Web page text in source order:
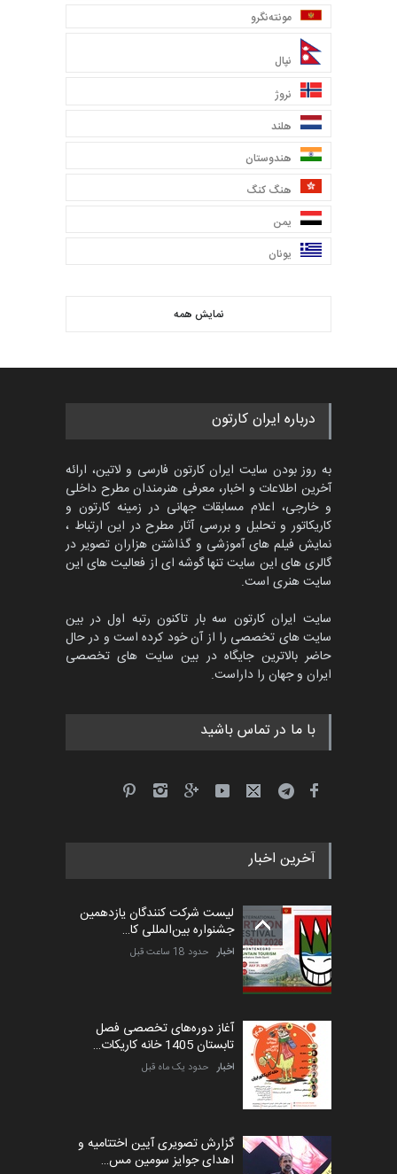
مونته‌نگرو
نپال
نروژ
هلند
هندوستان
هنگ کنگ
یمن
یونان
نمایش همه
درباره ایران کارتون
به روز بودن سایت ایران کارتون فارسی و لاتین، ارائه
آخرین اطلاعات و اخبار، معرفی هنرمندان مطرح داخلی
و خارجی، اعلام مسابقات جهانی در زمینه کارتون و
کاریکاتور و تحلیل و بررسی آثار مطرح در این ارتباط ،
نمایش فیلم های آموزشی و گذاشتن هزاران تصویر در
گالری های این سایت تنها گوشه ای از فعالیت های این
سایت هنری است.
سایت ایران کارتون سه بار تاکنون رتبه اول در بین
سایت های تخصصی را از آن خود کرده است و در حال
حاضر بالاترین جایگاه در بین سایت های تخصصی
ایران و جهان را داراست.
با ما در تماس باشید
آخرین اخبار
لیست شرکت کنندگان یازدهمین
جشنواره بین‌المللی کا…
اخبار حدود 18 ساعت قبل
آغاز دوره‌های تخصصی فصل
تابستان 1405 خانه کاریکات…
اخبار حدود یک ماه قبل
گزارش تصویری آیین اختتامیه و
اهدای جوایز سومین مس…